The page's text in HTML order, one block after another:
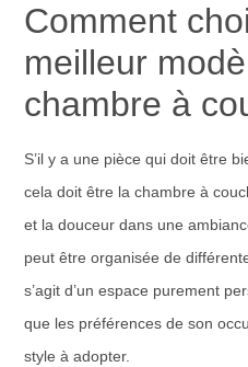
Comment
meilleur
chambre à
S’il y a une pièce qui doit être
cela doit être la chambre à
et la douceur dans une
peut être organisée de
s’agit d’un espace purement
que les préférences de son
style à adopter.